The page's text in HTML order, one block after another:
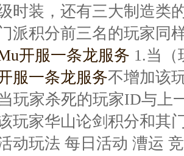
时装，还有三大制造类
派积分前三名的玩家同
开服一条龙服务 1.当（
服一条龙服务不增加该
玩家杀死的玩家ID与上
玩家华山论剑积分和其
动玩法 每日活动 漕运